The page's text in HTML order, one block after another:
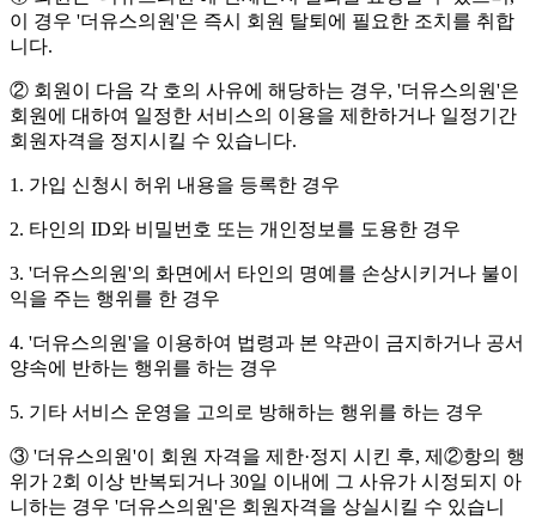
이 경우 '더유스의원'은 즉시 회원 탈퇴에 필요한 조치를 취합
니다.
② 회원이 다음 각 호의 사유에 해당하는 경우, '더유스의원'은
회원에 대하여 일정한 서비스의 이용을 제한하거나 일정기간
회원자격을 정지시킬 수 있습니다.
1. 가입 신청시 허위 내용을 등록한 경우
2. 타인의 ID와 비밀번호 또는 개인정보를 도용한 경우
3. '더유스의원'의 화면에서 타인의 명예를 손상시키거나 불이
익을 주는 행위를 한 경우
4. '더유스의원'을 이용하여 법령과 본 약관이 금지하거나 공서
양속에 반하는 행위를 하는 경우
5. 기타 서비스 운영을 고의로 방해하는 행위를 하는 경우
③ '더유스의원'이 회원 자격을 제한·정지 시킨 후, 제②항의 행
위가 2회 이상 반복되거나 30일 이내에 그 사유가 시정되지 아
니하는 경우 '더유스의원'은 회원자격을 상실시킬 수 있습니